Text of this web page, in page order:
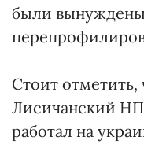
были
Стоит отметить,
Лисичанский
работал на